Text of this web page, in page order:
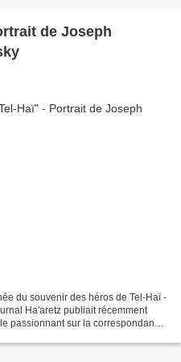
de Joseph
du souvenir des héros de Tel-Haï -
Ha'aretz publiait récemment
passionnant sur la correspondance